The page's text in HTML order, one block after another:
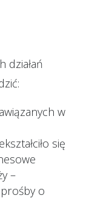
działań
w
się
–
o